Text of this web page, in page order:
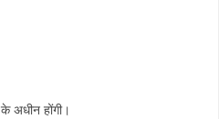
के अधीन होंगी।